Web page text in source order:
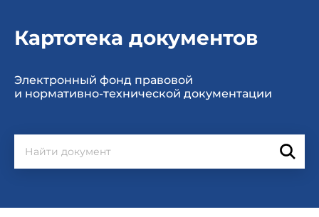
Картотека документов
Электронный фонд правовой
и нормативно-технической документации